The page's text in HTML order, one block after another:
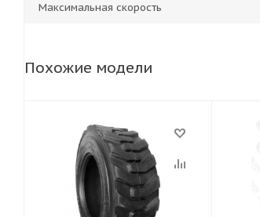
Максимальная скорость
Похожие модели